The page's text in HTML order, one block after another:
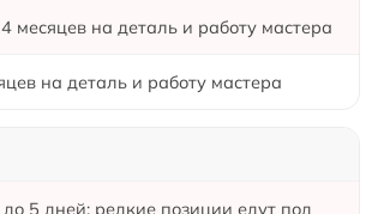
месяцев на деталь и работу мастера
на деталь и работу мастера
5 дней: редкие позиции едут под